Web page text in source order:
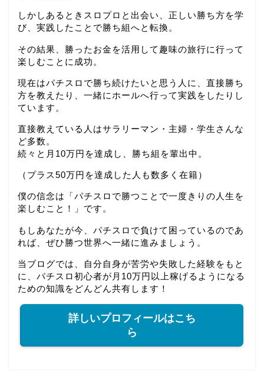
しかしあるときスロプロと出会い、正しい勝ち方を学
び、実践したことで勝ち組へと転換。
その結果、勝ったお金を活用して趣味の旅行に行って
楽しむことに成功。
現在はパチスロで勝ち続けたいと思う人に、直接勝ち
方を教えたり、一緒にホールへ行って実践をしたりし
ています。
直接教えている人はサラリーマン・主婦・学生さんな
ど多数。
続々と月10万円を達成し、勝ち組を輩出中。
（プラス50万円を達成した人も数多く在籍）
僕の信念は「パチスロで勝つことで一度きりの人生を
楽しむこと！」です。
もしあなたが今、パチスロで負けて困っているのであ
れば、ぜひ勝つ世界へ一緒に進みましょう。
当ブログでは、自分自身が苦労や失敗した経験をもと
に、パチスロ初心者が月10万円以上稼げるようになる
ための知識をどんどん共有します！
詳しいプロフィールはこち
ら